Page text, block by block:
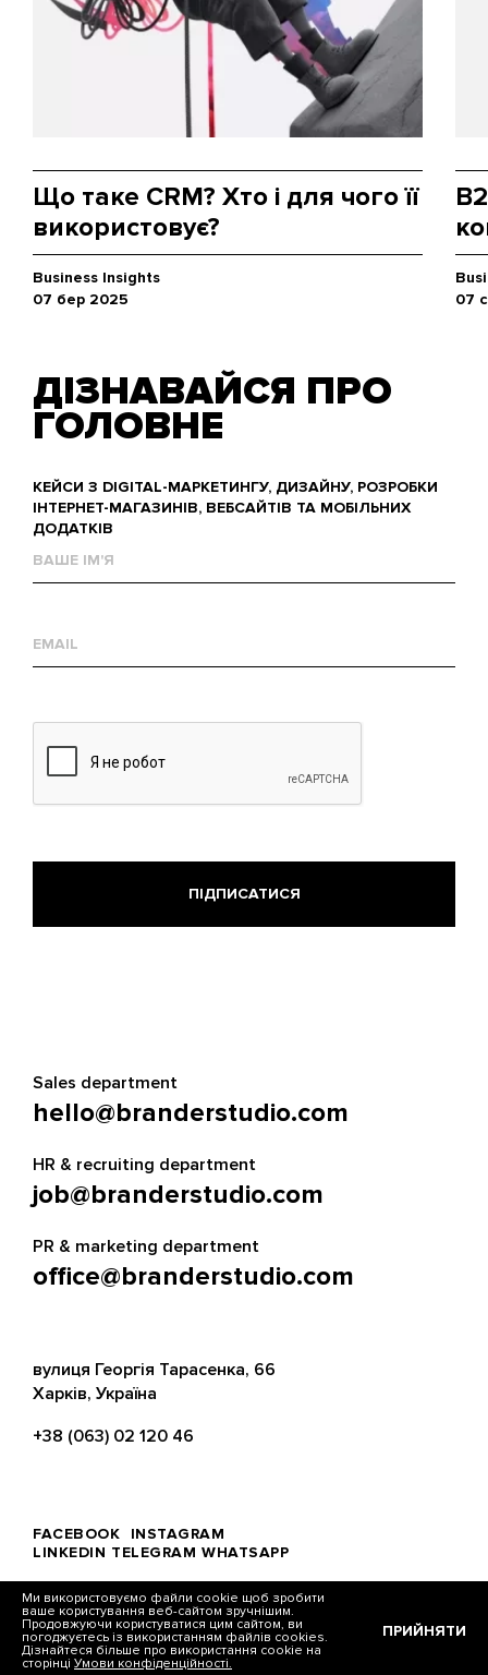
Ми використовуємо файли cookie щоб зробити
ваше користування веб-сайтом зручнішим.
Продовжуючи користуватися цим сайтом, ви
погоджуєтесь із використанням файлів cookies.
Дізнайтеся більше про використання cookie на
сторінці Умови конфіденційності.
ПРИЙНЯТИ
Що таке CRM? Хто і для чого її
використовує?
Business Insights
07 бер 2025
07
ДІЗНАВАЙСЯ ПРО
ГОЛОВНЕ
КЕЙСИ З DIGITAL-МАРКЕТИНГУ, ДИЗАЙНУ, РОЗРОБКИ
ІНТЕРНЕТ-МАГАЗИНІВ, ВЕБСАЙТІВ ТА МОБІЛЬНИХ
ДОДАТКІВ
им'я
mail
Sales department
hello@branderstudio.com
HR & recruiting department
job@branderstudio.com
PR & marketing department
office@branderstudio.com
вулиця Георгія Тарасенка, 66
Харків, Україна
+38 (063) 02 120 46
FACEBOOK
INSTAGRAM
LINKEDIN TELEGRAM WHATSAPP
© Brander, 2026